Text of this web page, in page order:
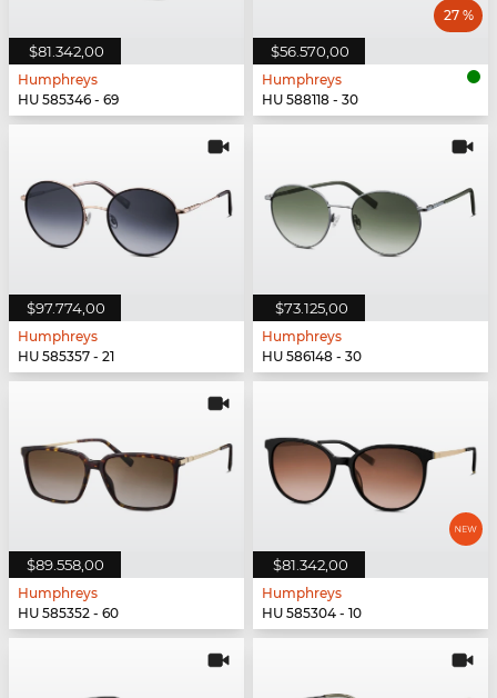
$81.342,00
Humphreys
HU 585346 - 69
$56.570,00
27 %
Humphreys
HU 588118 - 30
$97.774,00
Humphreys
HU 585357 - 21
$73.125,00
Humphreys
HU 586148 - 30
$89.558,00
Humphreys
HU 585352 - 60
$81.342,00
Humphreys
HU 585304 - 10